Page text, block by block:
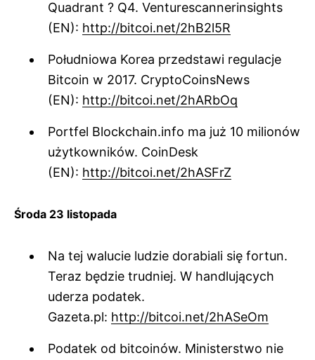
Quadrant ? Q4. Venturescannerinsights
(EN): http://bitcoi.net/2hB2l5R
Południowa Korea przedstawi regulacje
Bitcoin w 2017. CryptoCoinsNews
(EN): http://bitcoi.net/2hARbOq
Portfel Blockchain.info ma już 10 milionów
użytkowników. CoinDesk
(EN): http://bitcoi.net/2hASFrZ
Środa 23 listopada
Na tej walucie ludzie dorabiali się fortun.
Teraz będzie trudniej. W handlujących
uderza podatek.
Gazeta.pl: http://bitcoi.net/2hASeOm
Podatek od bitcoinów. Ministerstwo nie